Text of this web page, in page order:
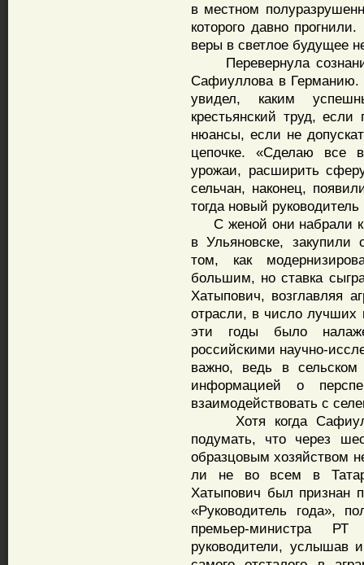
в местном
которого давно
веры в светлое будущее
Перевернула
Сафиуллова в Германию.
увидел, каким
крестьянский труд,
нюансы, если не
цепочке. «Сделаю все
урожаи, расширить
сельчан, наконец,
тогда новый руководитель
С женой они набрали
в Ульяновске, закупили
том, как
большим, но ставка
Хатыпович, возглавляя
отрасли, в число лучших
эти годы было
российскими научно-
важно, ведь в сельском
информацией о
взаимодействовать с
Хотя когда
подумать, что через
образцовым хозяйством
ли не во всем в
Хатыпович был признан
«Руководитель года»,
премьер-министра
руководители, услышав